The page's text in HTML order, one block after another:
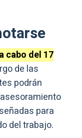
cabo del 17
de las
podrán
para
del trabajo.